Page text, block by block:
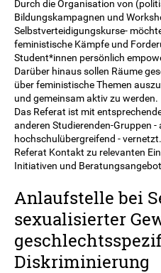
Durch die Organisation von
Bildungskampagnen und
Selbstverteidigungskurse-
feministische Kämpfe und
Student*innen persönlich
Darüber hinaus sollen Räume
über feministische Themen
und gemeinsam aktiv zu werden.
Das Referat ist mit
anderen Studierenden-Gruppen -
hochschulübergreifend -
Referat Kontakt zu relevanten
Initiativen und
Anlaufstelle bei
sexualisierter
Diskriminierung